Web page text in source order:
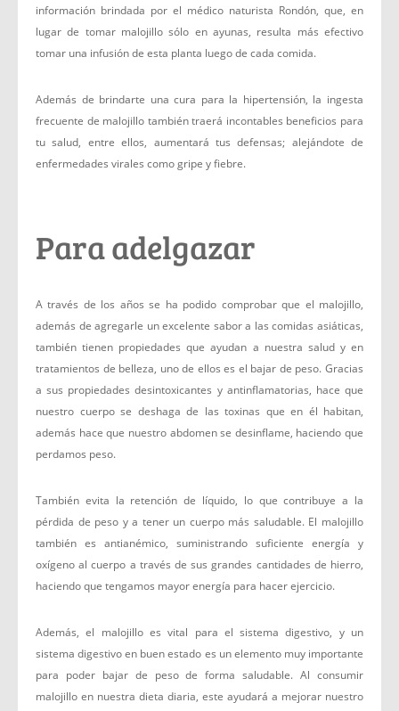
información brindada por el médico naturista Rondón, que, en
lugar de tomar malojillo sólo en ayunas, resulta más efectivo
tomar una infusión de esta planta luego de cada comida.
Además de brindarte una cura para la hipertensión, la ingesta
frecuente de malojillo también traerá incontables beneficios para
tu salud, entre ellos, aumentará tus defensas; alejándote de
enfermedades virales como gripe y fiebre.
Para adelgazar
A través de los años se ha podido comprobar que el malojillo,
además de agregarle un excelente sabor a las comidas asiáticas,
también tienen propiedades que ayudan a nuestra salud y en
tratamientos de belleza, uno de ellos es el bajar de peso. Gracias
a sus propiedades desintoxicantes y antinflamatorias, hace que
nuestro cuerpo se deshaga de las toxinas que en él habitan,
además hace que nuestro abdomen se desinflame, haciendo que
perdamos peso.
También evita la retención de líquido, lo que contribuye a la
pérdida de peso y a tener un cuerpo más saludable. El malojillo
también es antianémico, suministrando suficiente energía y
oxígeno al cuerpo a través de sus grandes cantidades de hierro,
haciendo que tengamos mayor energía para hacer ejercicio.
Además, el malojillo es vital para el sistema digestivo, y un
sistema digestivo en buen estado es un elemento muy importante
para poder bajar de peso de forma saludable. Al consumir
malojillo en nuestra dieta diaria, este ayudará a mejorar nuestro